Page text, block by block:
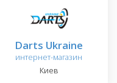
Darts Ukraine
интернет-магазин
Киев